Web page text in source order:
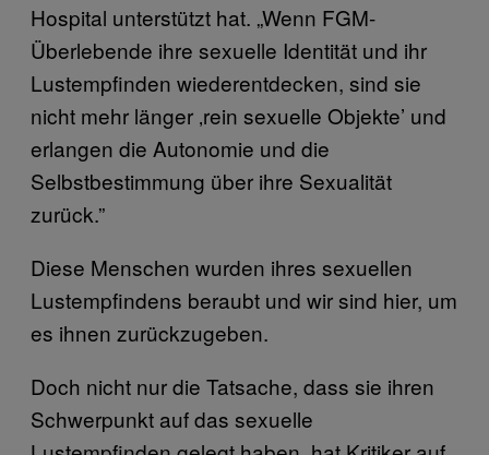
Hospital unterstützt hat. „Wenn FGM-
Überlebende ihre sexuelle Identität und ihr
Lustempfinden wiederentdecken, sind sie
nicht mehr länger ‚rein sexuelle Objekte’ und
erlangen die Autonomie und die
Selbstbestimmung über ihre Sexualität
zurück.”
Diese Menschen wurden ihres sexuellen
Lustempfindens beraubt und wir sind hier, um
es ihnen zurückzugeben.
Doch nicht nur die Tatsache, dass sie ihren
Schwerpunkt auf das sexuelle